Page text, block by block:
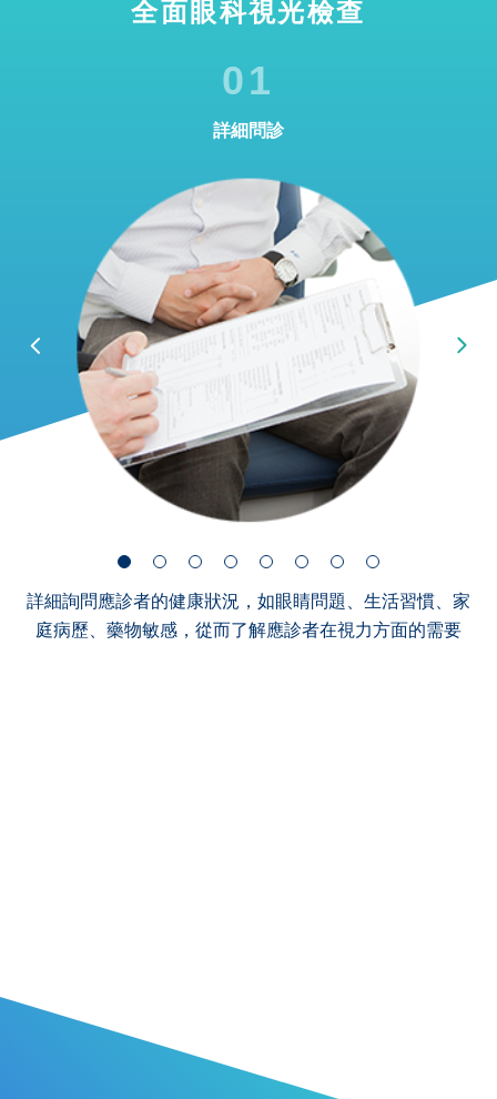
全面眼科視光檢查
01
詳細問診
詳細詢問應診者的健康狀況，如眼睛問題、生活習慣、家
庭病歷、藥物敏感，從而了解應診者在視力方面的需要